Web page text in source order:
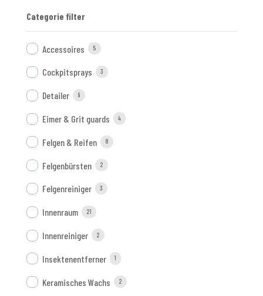
Categorie filter
Accessoires 5
Cockpitsprays 3
Detailer 9
Eimer & Grit guards 4
Felgen & Reifen 8
Felgenbürsten 2
Felgenreiniger 3
Innenraum 21
Innenreiniger 2
Insektenentferner 1
Keramisches Wachs 2